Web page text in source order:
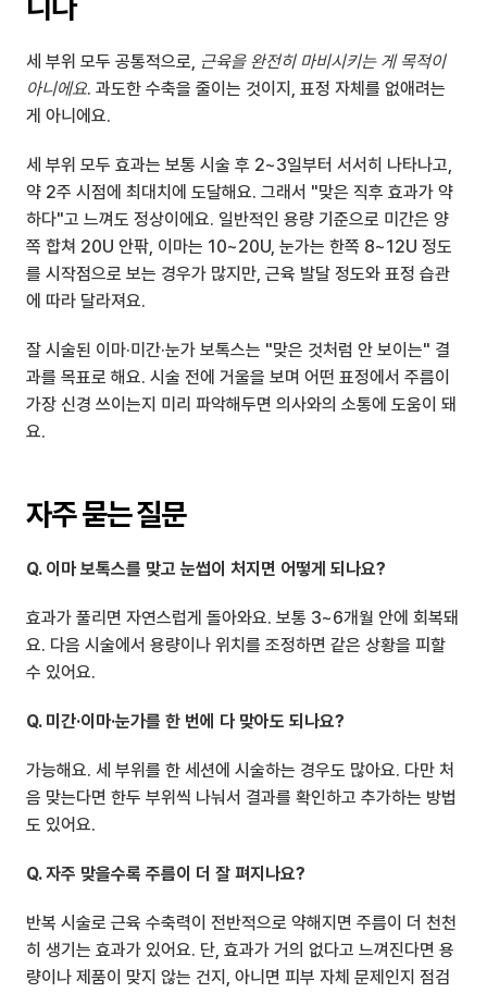
세 부위 모두 공통적으로, 근육을 완전히 마비시키는 게 목적이
아니에요. 과도한 수축을 줄이는 것이지, 표정 자체를 없애려는
게 아니에요.
세 부위 모두 효과는 보통 시술 후 2~3일부터 서서히 나타나고,
약 2주 시점에 최대치에 도달해요. 그래서 "맞은 직후 효과가 약
하다"고 느껴도 정상이에요. 일반적인 용량 기준으로 미간은 양
쪽 합쳐 20U 안팎, 이마는 10~20U, 눈가는 한쪽 8~12U 정도
를 시작점으로 보는 경우가 많지만, 근육 발달 정도와 표정 습관
에 따라 달라져요.
잘 시술된 이마·미간·눈가 보톡스는 "맞은 것처럼 안 보이는" 결
과를 목표로 해요. 시술 전에 거울을 보며 어떤 표정에서 주름이
가장 신경 쓰이는지 미리 파악해두면 의사와의 소통에 도움이 돼
요.
자주 묻는 질문
Q. 이마 보톡스를 맞고 눈썹이 처지면 어떻게 되나요?
효과가 풀리면 자연스럽게 돌아와요. 보통 3~6개월 안에 회복돼
요. 다음 시술에서 용량이나 위치를 조정하면 같은 상황을 피할
수 있어요.
Q. 미간·이마·눈가를 한 번에 다 맞아도 되나요?
가능해요. 세 부위를 한 세션에 시술하는 경우도 많아요. 다만 처
음 맞는다면 한두 부위씩 나눠서 결과를 확인하고 추가하는 방법
도 있어요.
Q. 자주 맞을수록 주름이 더 잘 펴지나요?
반복 시술로 근육 수축력이 전반적으로 약해지면 주름이 더 천천
히 생기는 효과가 있어요. 단, 효과가 거의 없다고 느껴진다면 용
량이나 제품이 맞지 않는 건지, 아니면 피부 자체 문제인지 점검